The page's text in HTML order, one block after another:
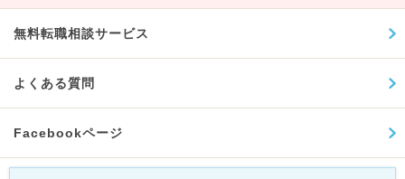
無料転職相談サービス
よくある質問
Facebookページ